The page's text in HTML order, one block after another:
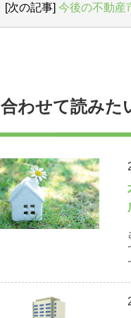
[次の記事] 今後の不動産
合わせて読みた